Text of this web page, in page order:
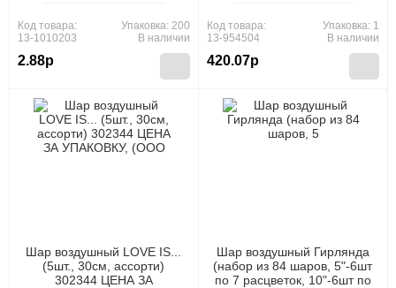
Код товара:
13-1010203
2.88р
Упаковка: 200
В наличии
НЕ ВСКРЫВАТЬ!,
Код товара:
13-954504
420.07р
Упаковка: 1
В наличии
Шар воздушный LOVE IS...
(5шт., 30см, ассорти)
302344 ЦЕНА ЗА
Шар воздушный Гирлянда
(набор из 84 шаров, 5"-6шт
по 7 расцветок, 10"-6шт по